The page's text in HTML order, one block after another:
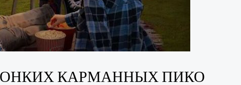
КАРМАННЫХ ПИКО